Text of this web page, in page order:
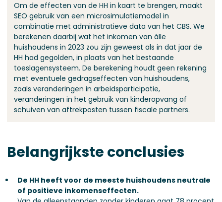
Om de effecten van de HH in kaart te brengen, maakt
SEO gebruik van een microsimulatiemodel in
combinatie met administratieve data van het CBS. We
berekenen daarbij wat het inkomen van álle
huishoudens in 2023 zou zijn geweest als in dat jaar de
HH had gegolden, in plaats van het bestaande
toeslagensysteem. De berekening houdt geen rekening
met eventuele gedragseffecten van huishoudens,
zoals veranderingen in arbeidsparticipatie,
veranderingen in het gebruik van kinderopvang of
schuiven van aftrekposten tussen fiscale partners.
Belangrijkste conclusies
De HH heeft voor de meeste huishoudens neutrale
of positieve inkomenseffecten.